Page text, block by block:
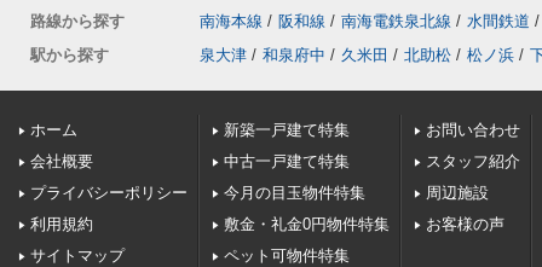
路線から探す
南海本線 / 阪和線 / 南海電鉄泉北線 / 水間鉄道 /
駅から探す
泉大津 / 和泉府中 / 久米田 / 北助松 / 松ノ浜 /
ホーム
会社概要
プライバシーポリシー
利用規約
サイトマップ
新築一戸建て特集
中古一戸建て特集
今月の目玉物件特集
敷金・礼金0円物件特集
ペット可物件特集
お問い合わせ
スタッフ紹介
周辺施設
お客様の声